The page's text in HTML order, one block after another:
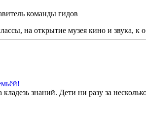
команды гидов
на открытие музея кино и звука,
знаний. Дети ни разу за